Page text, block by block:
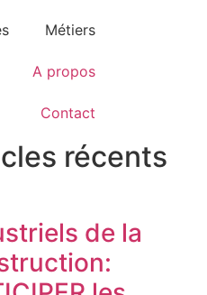
Métiers
A propos
Contact
récents
de la